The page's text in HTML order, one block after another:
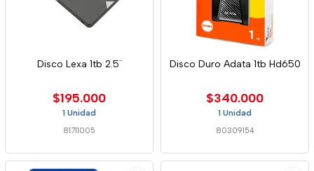
Disco Lexa 1tb 2.5¨
$195.000
1 Unidad
81711005
Disco Duro Adata 1tb Hd650
$340.000
1 Unidad
80309154